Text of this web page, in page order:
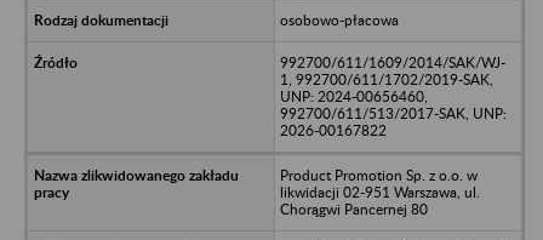
osobowo-płacowa
992700/611/1609/2014/SAK/WJ-
1, 992700/611/1702/2019-SAK,
UNP: 2024-00656460,
992700/611/513/2017-SAK, UNP:
2026-00167822
Product Promotion Sp. z o.o. w
likwidacji 02-951 Warszawa, ul.
Chorągwi Pancernej 80